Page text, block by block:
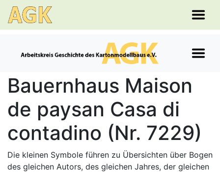
Bauernhaus Maison
de paysan Casa di
contadino (Nr. 7229)
Die kleinen Symbole führen zu Übersichten über Bogen
des gleichen Autors, des gleichen Jahres, der gleichen